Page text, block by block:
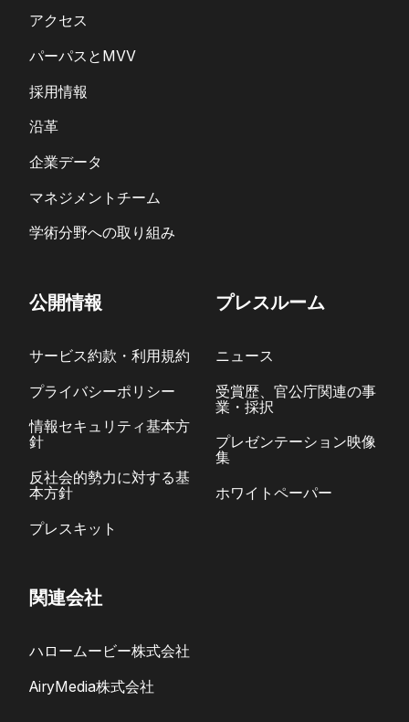
アクセス
パーパスとMVV
採用情報
沿革
企業データ
マネジメントチーム
学術分野への取り組み
公開情報
サービス約款・利用規約
プライバシーポリシー
情報セキュリティ基本方
針
反社会的勢力に対する基
本方針
プレスキット
プレスルーム
ニュース
受賞歴、官公庁関連の事
業・採択
プレゼンテーション映像
集
ホワイトペーパー
関連会社
ハロームービー株式会社
AiryMedia株式会社